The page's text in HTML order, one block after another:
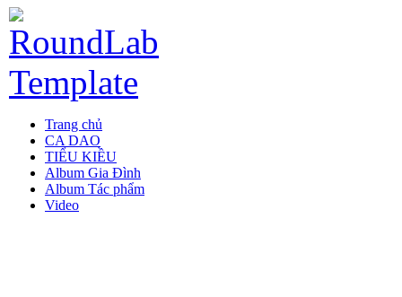
Trang chủ
CA DAO
TIỂU KIỀU
Album Gia Đình
Album Tác phẩm
Video